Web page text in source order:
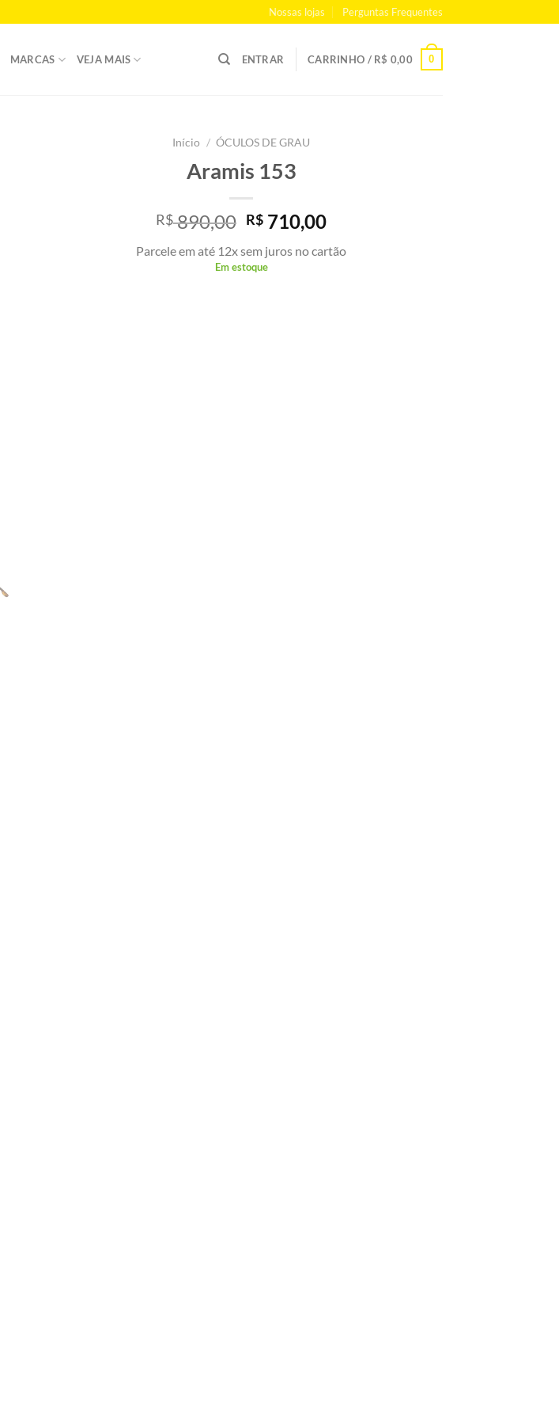
Nossas lojas Perguntas Frequentes
MARCAS VEJA MAIS ENTRAR CARRINHO / R$ 0,00 0
Início / ÓCULOS DE GRAU
Aramis 153
R$890,00 O
original
era:
R$ 710,00O
atual
Parcele em até 12x sem juros no cartão
Em estoque